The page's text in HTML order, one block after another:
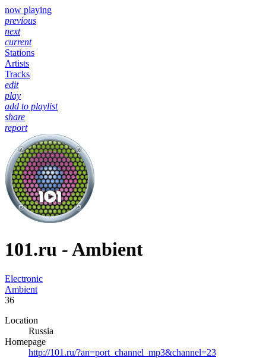
now playing
previous
next
current
Stations
Artists
Tracks
edit
play
add to playlist
share
report
101.ru - Ambient
Electronic
Ambient
36
Location
Russia
Homepage
http://101.ru/?an=port_channel_mp3&channel=23